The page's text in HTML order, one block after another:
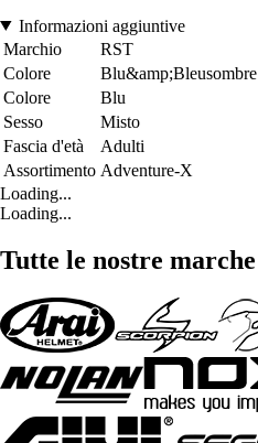
Informazioni aggiuntive
Marchio
RST
Colore
Blu&amp;Bleusombre
Colore
Blu
Sesso
Misto
Fascia d'età
Adulti
Assortimento Adventure-X
Loading...
Loading...
Tutte le nostre marche